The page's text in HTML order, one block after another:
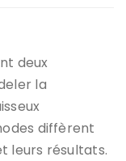
deux
la
diffèrent
leurs résultats.